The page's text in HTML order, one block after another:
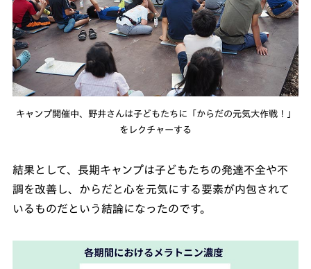
キャンプ開催中、野井さんは子どもたちに「からだの元気大作戦！」
をレクチャーする
結果として、長期キャンプは子どもたちの発達不全や不
調を改善し、からだと心を元気にする要素が内包されて
いるものだという結論になったのです。